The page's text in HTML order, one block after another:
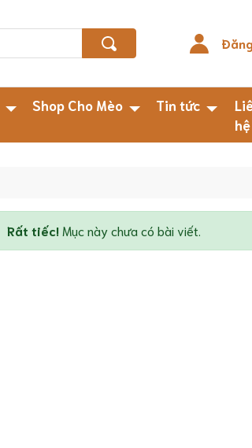
Shop Cho Mèo Tin tức
hệ
Rất tiếc!Mục này chưa có bài viết.